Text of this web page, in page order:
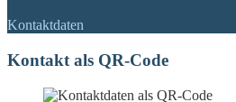
Kontaktdaten
Kontakt als QR-Code